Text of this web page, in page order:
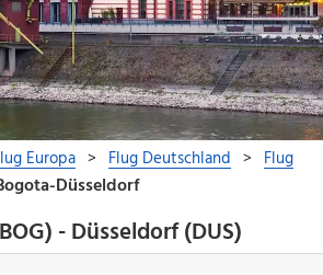
- Düsseldorf (DUS)